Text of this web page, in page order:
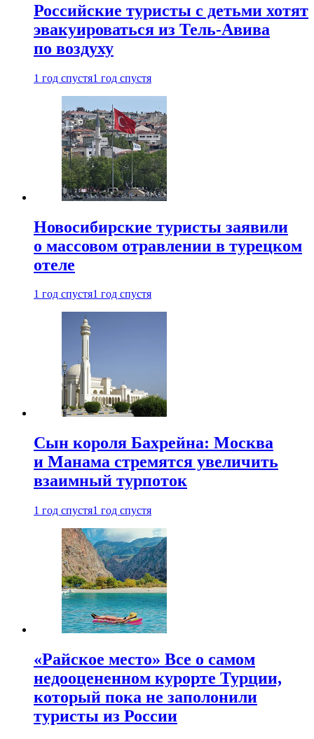
Российские туристы с детьми хотят
эвакуироваться из Тель-Авива
по воздуху
1 год спустя1 год спустя
Новосибирские туристы заявили
о массовом отравлении в турецком
отеле
1 год спустя1 год спустя
Сын короля Бахрейна: Москва
и Манама стремятся увеличить
взаимный турпоток
1 год спустя1 год спустя
«Райское место» Все о самом
недооцененном курорте Турции,
который пока не заполонили
туристы из России